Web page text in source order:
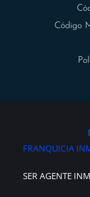
Código
FRANQUICIA
SER AGENTE